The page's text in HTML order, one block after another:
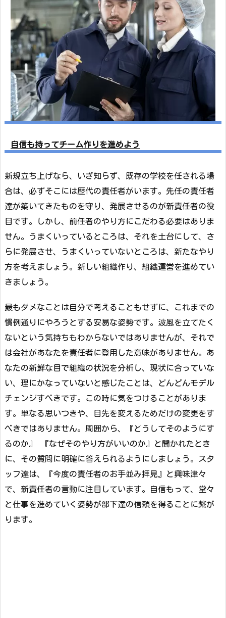
自信も持ってチーム作りを進めよう
新規立ち上げなら、いざ知らず、既存の学校を任される場
合は、必ずそこには歴代の責任者がいます。先任の責任者
達が築いてきたものを守り、発展させるのが新責任者の役
目です。しかし、前任者のやり方にこだわる必要はありま
せん。うまくいっているところは、それを土台にして、さ
らに発展させ、うまくいっていないところは、新たなやり
方を考えましょう。新しい組織作り、組織運営を進めてい
きましょう。
最もダメなことは自分で考えることもせずに、これまでの
慣例通りにやろうとする安易な姿勢です。波風を立てたく
ないという気持ちもわからないではありませんが、それで
は会社があなたを責任者に登用した意味がありません。あ
なたの新鮮な目で組織の状況を分析し、現状に合っていな
い、理にかなっていないと感じたことは、どんどんモデル
チェンジすべきです。この時に気をつけることがありま
す。単なる思いつきや、目先を変えるためだけの変更をす
べきではありません。周囲から、『どうしてそのようにす
るのか』 『なぜそのやり方がいいのか』と聞かれたとき
に、その質問に明確に答えられるようにしましょう。スタ
ッフ達は、『今度の責任者のお手並み拝見』と興味津々
で、新責任者の言動に注目しています。自信もって、堂々
と仕事を進めていく姿勢が部下達の信頼を得ることに繋が
ります。